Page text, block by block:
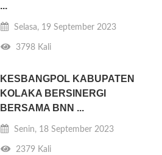
...
Selasa, 19 September 2023
3798 Kali
KESBANGPOL KABUPATEN
KOLAKA BERSINERGI
BERSAMA BNN ...
Senin, 18 September 2023
2379 Kali